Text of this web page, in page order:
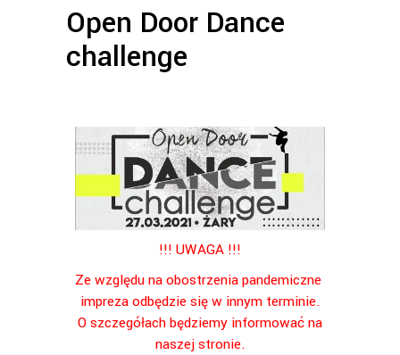
Open Door Dance
challenge
!!! UWAGA !!!
Ze względu na obostrzenia pandemiczne
impreza odbędzie się w innym terminie.
O szczegółach będziemy informować na
naszej stronie.